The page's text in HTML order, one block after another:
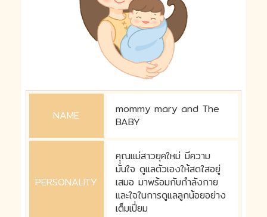
NAME
mommy mary and The
BABY
PERSONALITY
คุณแม่สาวยุคใหม่ มีความ
มั่นใจ ดูแลตัวเองให้สดใสอยู่
เสมอ มาพร้อมกับกำลังกาย
และใจในการดูแลลูกน้อยอย่าง
เต็มเปี่ยม